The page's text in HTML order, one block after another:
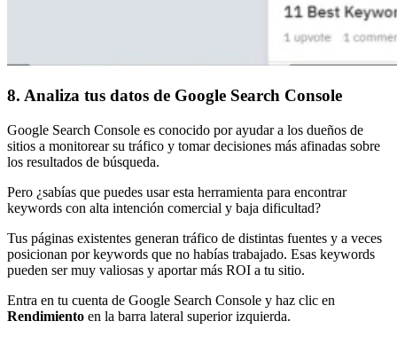
8. Analiza tus datos de Google Search Console
Google Search Console es conocido por ayudar a los dueños de
sitios a monitorear su tráfico y tomar decisiones más afinadas sobre
los resultados de búsqueda.
Pero ¿sabías que puedes usar esta herramienta para encontrar
keywords con alta intención comercial y baja dificultad?
Tus páginas existentes generan tráfico de distintas fuentes y a veces
posicionan por keywords que no habías trabajado. Esas keywords
pueden ser muy valiosas y aportar más ROI a tu sitio.
Entra en tu cuenta de Google Search Console y haz clic en
Rendimiento en la barra lateral superior izquierda.